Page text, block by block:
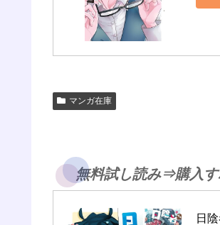
マンガ在庫
無料試し読み⇒購入す
日